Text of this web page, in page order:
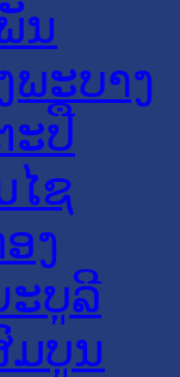
ນ
ະບາງ
ະປື
ໄຊ
ງ
ະບູລີ
ມບູນ